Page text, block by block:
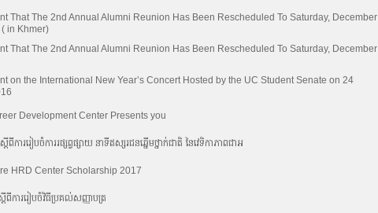
That The 2nd Annual Alumni Reunion Has Been Rescheduled To Saturday, December
in Khmer)
That The 2nd Annual Alumni Reunion Has Been Rescheduled To Saturday, December
on the International New Year’s Concert Hosted by the UC Student Senate on 24
Development Center Presents you
ការរៀបចំការរផ្សព្វផ្សាយ នាទីឥស្សរជនឆ្នើមថ្នាក់ជាតិ នៃវេទិកាភាពជាអ
HRD Center Scholarship 2017
ការរៀបចំវិធីប្រគល់សញ្ញាបត្រ